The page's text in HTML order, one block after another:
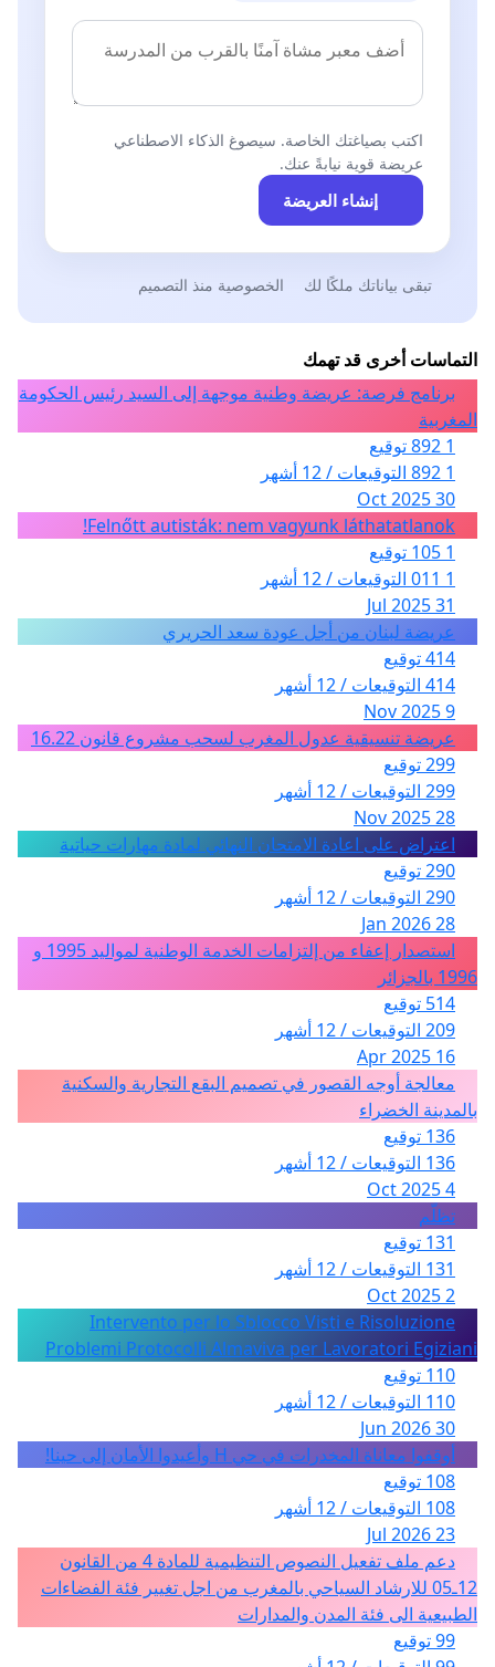
اكتب بصياغتك الخاصة. سيصوغ الذكاء الاصطناعي
عريضة قوية نيابةً عنك.
إنشاء العريضة
تبقى بياناتك ملكًا لك الخصوصية منذ التصميم
التماسات أخرى قد تهمك
برنامج فرصة: عريضة وطنية موجهة إلى السيد رئيس الحكومة
المغربية
1 892 توقيع
1 892 التوقيعات / 12 أشهر
30 Oct 2025
Felnőtt autisták: nem vagyunk láthatatlanok!
1 105 توقيع
1 011 التوقيعات / 12 أشهر
31 Jul 2025
عريضة لبنان من أجل عودة سعد الحريري
414 توقيع
414 التوقيعات / 12 أشهر
9 Nov 2025
عريضة تنسيقية عدول المغرب لسحب مشروع قانون 16.22
299 توقيع
299 التوقيعات / 12 أشهر
28 Nov 2025
اعتراض على اعادة الامتحان النهائي لمادة مهارات حياتية
290 توقيع
290 التوقيعات / 12 أشهر
28 Jan 2026
استصدار إعفاء من إلتزامات الخدمة الوطنية لمواليد 1995 و
1996 بالجزائر
514 توقيع
209 التوقيعات / 12 أشهر
16 Apr 2025
معالجة أوجه القصور في تصميم البقع التجارية والسكنية
بالمدينة الخضراء
136 توقيع
136 التوقيعات / 12 أشهر
4 Oct 2025
تظلّم
131 توقيع
131 التوقيعات / 12 أشهر
2 Oct 2025
Intervento per lo Sblocco Visti e Risoluzione
Problemi Protocolli Almaviva per Lavoratori Egiziani
110 توقيع
110 التوقيعات / 12 أشهر
30 Jun 2026
أوقفوا معاناة المخدرات في حي H وأعيدوا الأمان إلى حينا!
108 توقيع
108 التوقيعات / 12 أشهر
23 Jul 2026
دعم ملف تفعيل النصوص التنظيمية للمادة 4 من القانون
12ـ05 للارشاد السياحي بالمغرب من اجل تغيير فئة الفضاءات
الطبيعية الى فئة المدن والمدارات
99 توقيع